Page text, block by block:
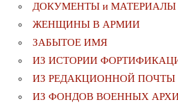
ДОКУМЕНТЫ и МАТЕРИАЛЫ
ЖЕНЩИНЫ В АРМИИ
ЗАБЫТОЕ ИМЯ
ИЗ ИСТОРИИ
ИЗ РЕДАКЦИОННОЙ ПОЧТЫ
ИЗ ФОНДОВ ВОЕННЫХ